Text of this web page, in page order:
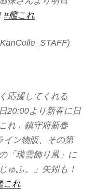
#艦これ
応援してくれる
20:00より新春に日
れ」鎮守府新春
イン物販、その第
「瑞雲飾り凧」に
ゅふ。」矢矧も！
これ